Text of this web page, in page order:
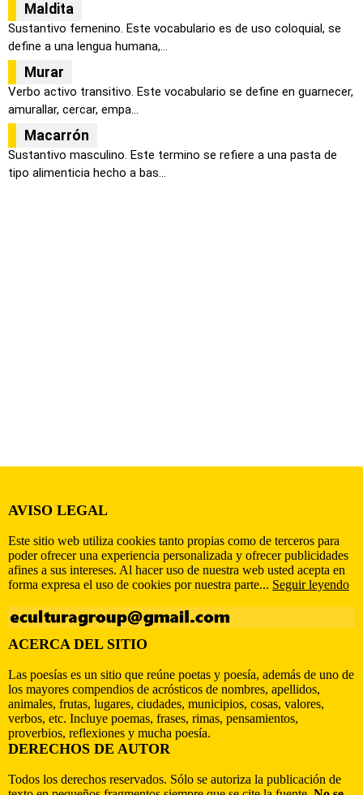
Maldita
Sustantivo femenino. Este vocabulario es de uso coloquial, se
define a una lengua humana,...
Murar
Verbo activo transitivo. Este vocabulario se define en guarnecer,
amurallar, cercar, empa...
Macarrón
Sustantivo masculino. Este termino se refiere a una pasta de
tipo alimenticia hecho a bas...
AVISO LEGAL
Este sitio web utiliza cookies tanto propias como de terceros para
poder ofrecer una experiencia personalizada y ofrecer publicidades
afines a sus intereses. Al hacer uso de nuestra web usted acepta en
forma expresa el uso de cookies por nuestra parte... Seguir leyendo
ACERCA DEL SITIO
Las poesías es un sitio que reúne poetas y poesía, además de uno de
los mayores compendios de acrósticos de nombres, apellidos,
animales, frutas, lugares, ciudades, municipios, cosas, valores,
verbos, etc. Incluye poemas, frases, rimas, pensamientos,
proverbios, reflexiones y mucha poesía.
DERECHOS DE AUTOR
Todos los derechos reservados. Sólo se autoriza la publicación de